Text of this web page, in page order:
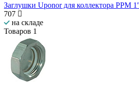
Заглушки Uponor для коллектора PPM
707
на складе
Товаров 1